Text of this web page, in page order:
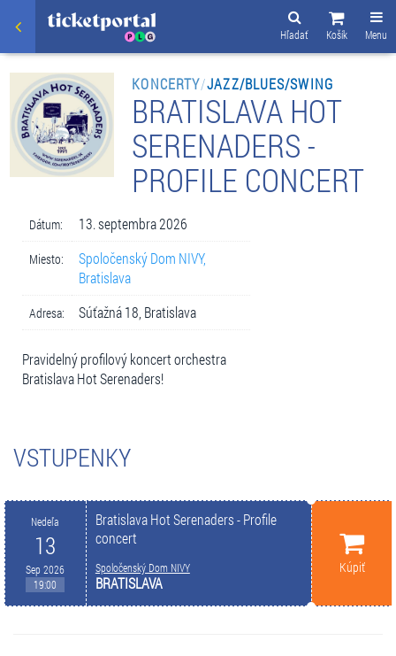
Menu
Košík
Hľadať
KONCERTY/JAZZ/BLUES/SWING
BRATISLAVA HOT
SERENADERS -
PROFILE CONCERT
Dátum: 13. septembra 2026
Miesto:
Spoločenský Dom NIVY,
Bratislava
Adresa: Súťažná 18, Bratislava
Pravidelný profilový koncert orchestra
Bratislava Hot Serenaders!
VSTUPENKY
Nedeľa
13
Sep 2026
19:00
Bratislava Hot Serenaders - Profile
concert
Spoločenský Dom NIVY
BRATISLAVA
Kúpiť